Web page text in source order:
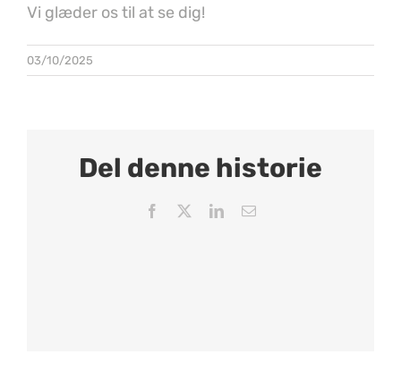
Vi glæder os til at se dig!
03/10/2025
Del denne historie
Facebook LinkedInEmail